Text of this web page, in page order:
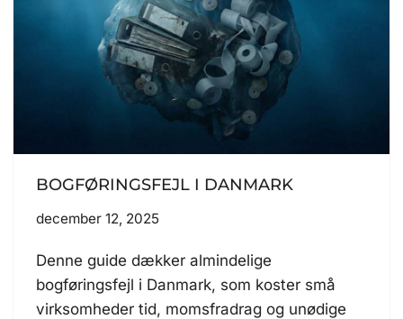
BOGFØRINGSFEJL I DANMARK
december 12, 2025
Denne guide dækker almindelige
bogføringsfejl i Danmark, som koster små
virksomheder tid, momsfradrag og unødige